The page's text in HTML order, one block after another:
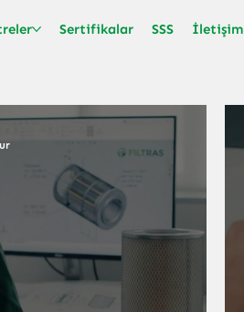
Sertifikalar SSS İletişim